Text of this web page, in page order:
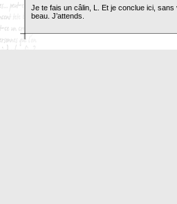
Je te fais un câlin, L. Et je conclue ici, sans
beau. J’attends.